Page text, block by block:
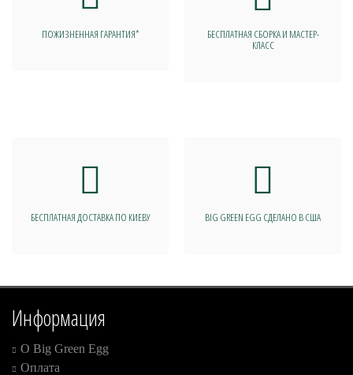
ПОЖИЗНЕННАЯ ГАРАНТИЯ* БЕСПЛАТНАЯ СБОРКА И МАСТЕР-
КЛАСС
БЕСПЛАТНАЯ ДОСТАВКА ПО КИЕВУ BIG GREEN EGG СДЕЛАНО В США
Информация
О Big Green Egg
Оплата